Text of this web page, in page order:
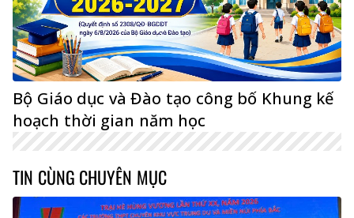
Bộ Giáo dục và Đào tạo công bố Khung kế
hoạch thời gian năm học
TIN CÙNG CHUYÊN MỤC